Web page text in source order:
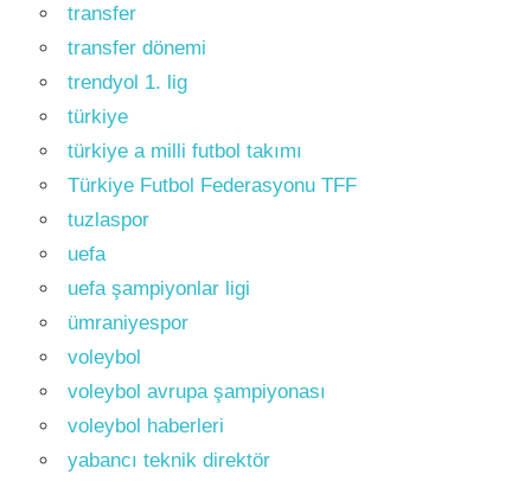
transfer
transfer dönemi
trendyol 1. lig
türkiye
türkiye a milli futbol takımı
Türkiye Futbol Federasyonu TFF
tuzlaspor
uefa
uefa şampiyonlar ligi
ümraniyespor
voleybol
voleybol avrupa şampiyonası
voleybol haberleri
yabancı teknik direktör